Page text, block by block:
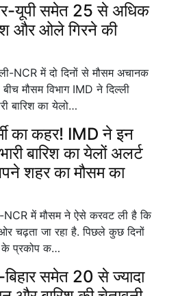
यूपी समेत 25 से अधिक
और ओले गिरने की
NCR में दो दिनों से मौसम अचानक
मौसम विभाग IMD ने दिल्ली
बारिश का येलो…
का कहर! IMD ने इन
बारिश का येलों अलर्ट
शहर का मौसम का
में मौसम ने ऐसे करवट ली है कि
चढ़ता जा रहा है. पिछले कुछ दिनों
के प्रकोप क…
समेत 20 से ज्यादा